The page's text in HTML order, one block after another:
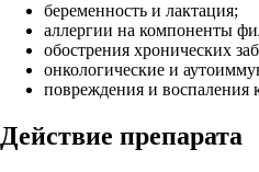
беременность и лактация;
аллергии на компоненты
обострения хронических
онкологические и
повреждения и воспаления
Действие препарата